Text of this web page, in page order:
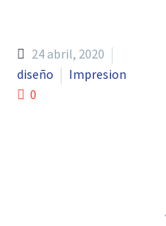
24 abril, 2020
diseño
Impresion
0